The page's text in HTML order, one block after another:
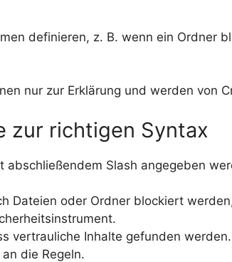
definieren, z. B. wenn ein Ordner
nur zur Erklärung und werden von
zur richtigen Syntax
abschließendem Slash angegeben
Dateien oder Ordner blockiert
vertrauliche Inhalte gefunden
die Regeln.